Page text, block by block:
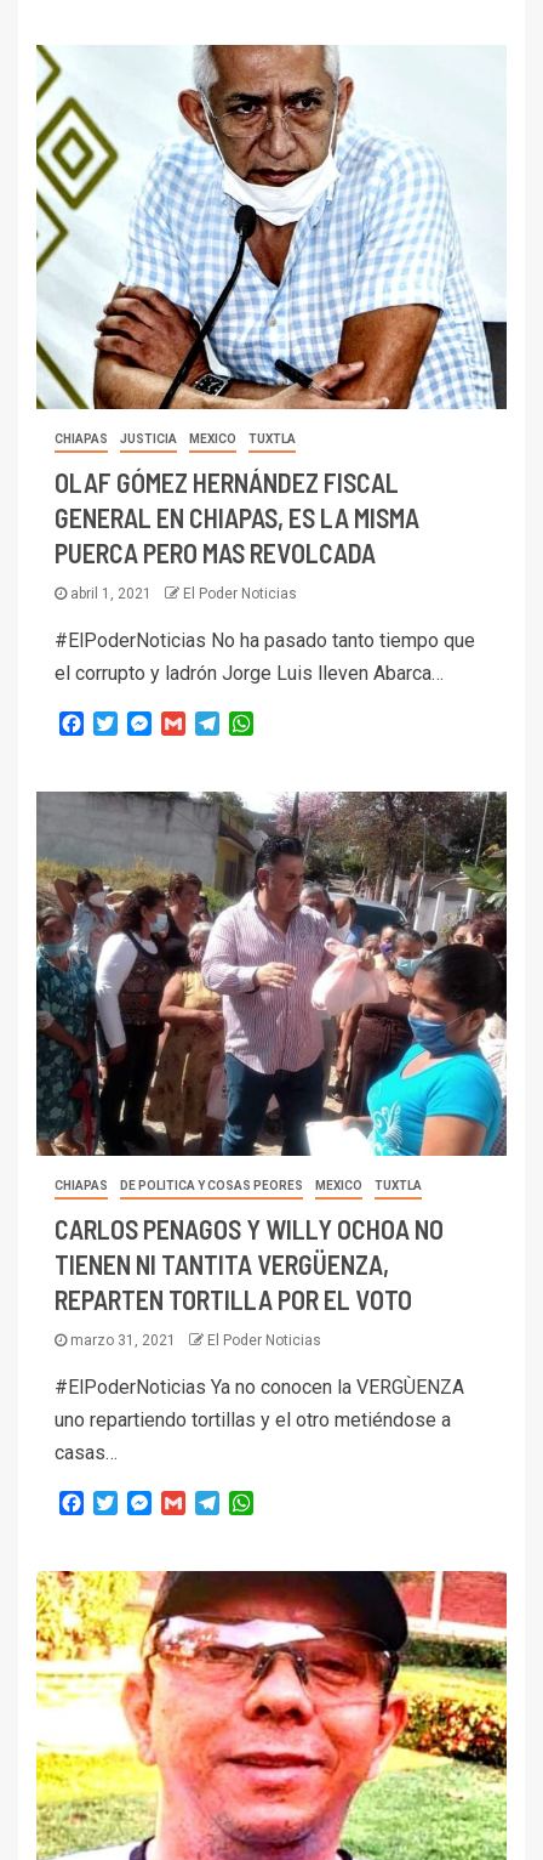
CHIAPAS JUSTICIA MEXICO TUXTLA
OLAF GÓMEZ HERNÁNDEZ FISCAL
GENERAL EN CHIAPAS, ES LA MISMA
PUERCA PERO MAS REVOLCADA
abril 1, 2021 El Poder Noticias
#ElPoderNoticias No ha pasado tanto tiempo que
el corrupto y ladrón Jorge Luis lleven Abarca…
Facebook
TwitterMessenger
Gmail Telegram
CHIAPAS DE POLITICA Y COSAS PEORES MEXICO TUXTLA
CARLOS PENAGOS Y WILLY OCHOA NO
TIENEN NI TANTITA VERGÜENZA,
REPARTEN TORTILLA POR EL VOTO
marzo 31, 2021 El Poder Noticias
#ElPoderNoticias Ya no conocen la VERGÙENZA
uno repartiendo tortillas y el otro metiéndose a
casas…
Facebook
TwitterMessenger
Gmail Telegram